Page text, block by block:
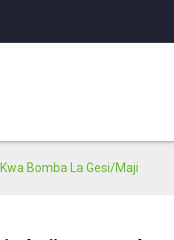
Bomba La Gesi/Maji